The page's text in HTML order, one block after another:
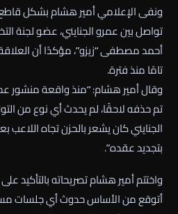
ونفى الإعلامي أمير هشام بشكل
تواصل بين عمرو الجنايني، عضو لجنة
أحمد مصطفى “زيزو”، مؤكدًا أن
تامًا منذ فترة.
وقال أمير هشام: “منذ واقعة منشور
تم حذفه لاحقًا، لم يحدث أي نوع من
الجنايني كان يشعر بالحزن تجاه
بتجديد عقده”.
واختتم أمير هشام تصريحاته بالتأكيد
أتوقع من الأساس حدوث أي جلسات